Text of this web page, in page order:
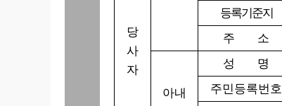
당
사
자
등 록 기 준 지
주 소
아내
성 명
주민등록번호